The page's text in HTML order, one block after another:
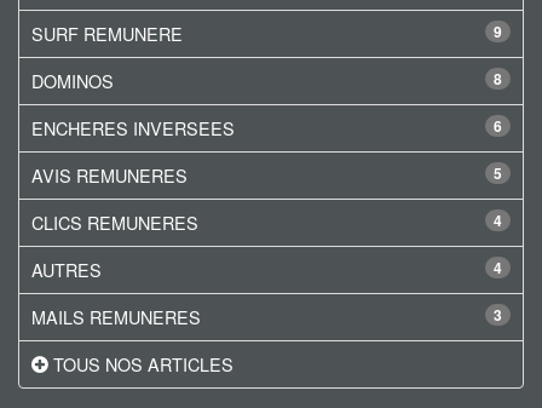
9
SURF REMUNERE
8
DOMINOS
6
ENCHERES INVERSEES
5
AVIS REMUNERES
4
CLICS REMUNERES
4
AUTRES
3
MAILS REMUNERES
TOUS NOS ARTICLES